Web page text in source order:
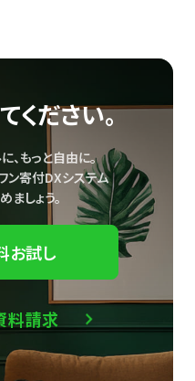
ください。
、もっと自由に。
ン寄付DXシステム
ましょう。
お試し
料請求